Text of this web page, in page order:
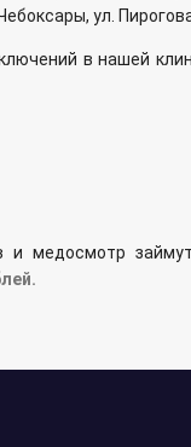
ул.
в нашей
и медосмотр